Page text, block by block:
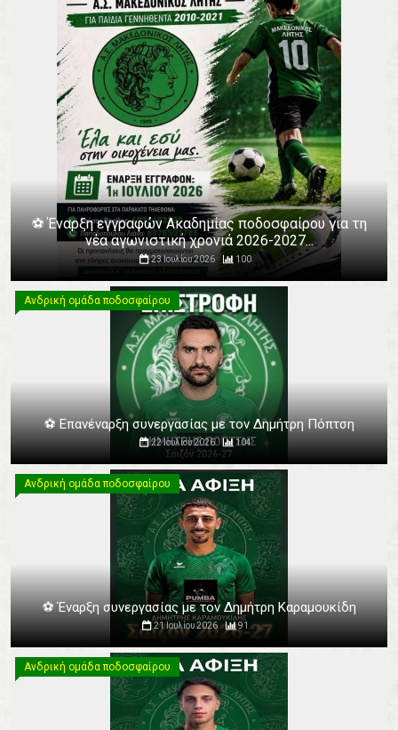
⚽️ Έναρξη εγγραφών Ακαδημίας ποδοσφαίρου για τη
νέα αγωνιστική χρονιά 2026-2027...
23 Ιουλίου 2026 100
Ανδρική ομάδα ποδοσφαίρου
Ανδρική ομάδα ποδοσφαίρου
⚽️ Επανέναρξη συνεργασίας με τον Δημήτρη Πόπτση
22 Ιουλίου 2026 104
Ανδρική ομάδα ποδοσφαίρου
Ανδρική ομάδα ποδοσφαίρου
⚽️ Έναρξη συνεργασίας με τον Δημήτρη Καραμουκίδη
21 Ιουλίου 2026 91
Ανδρική ομάδα ποδοσφαίρου
Ανδρική ομάδα ποδοσφαίρου